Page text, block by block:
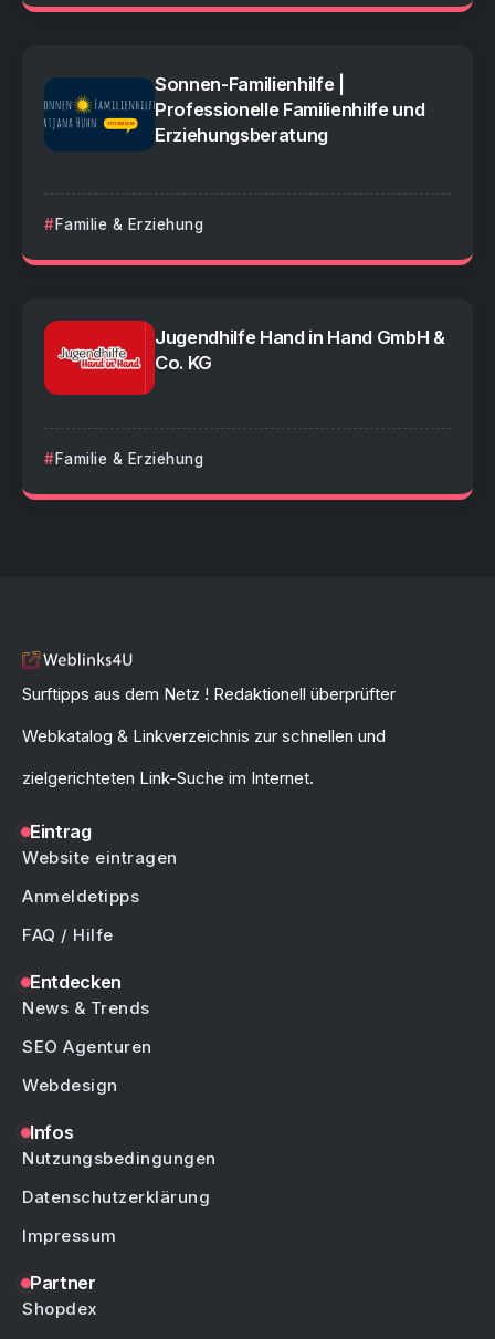
Sonnen-Familienhilfe |
Professionelle Familienhilfe und
Erziehungsberatung
Familie & Erziehung
Jugendhilfe Hand in Hand GmbH &
Co. KG
Familie & Erziehung
Surftipps aus dem Netz ! Redaktionell überprüfter
Webkatalog & Linkverzeichnis zur schnellen und
zielgerichteten Link-Suche im Internet.
Eintrag
Website eintragen
Anmeldetipps
FAQ / Hilfe
Entdecken
News & Trends
SEO Agenturen
Webdesign
Infos
Nutzungsbedingungen
Datenschutzerklärung
Impressum
Partner
Shopdex